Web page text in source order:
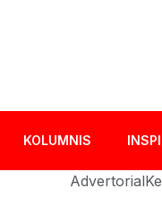
KOLUMNIS
Advertorial